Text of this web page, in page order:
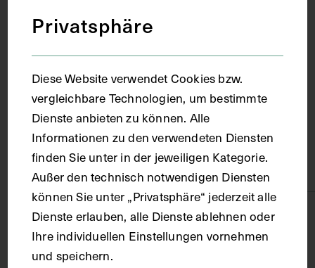
Paris
Material
Technik
Druck
Privatsphäre
Diese Website verwendet Cookies bzw.
vergleichbare Technologien, um bestimmte
Dienste anbieten zu können. Alle
Informationen zu den verwendeten Diensten
finden Sie unter in der jeweiligen Kategorie.
Außer den technisch notwendigen Diensten
können Sie unter „Privatsphäre“ jederzeit alle
Dienste erlauben, alle Dienste ablehnen oder
Ihre individuellen Einstellungen vornehmen
und speichern.